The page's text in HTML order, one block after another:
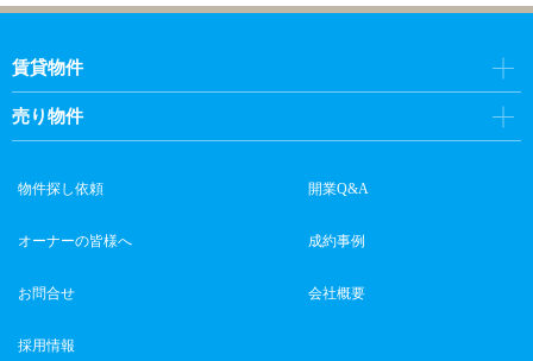
賃貸物件
売り物件
物件探し依頼 開業Q&A
オーナーの皆様へ 成約事例
お問合せ 会社概要
採用情報